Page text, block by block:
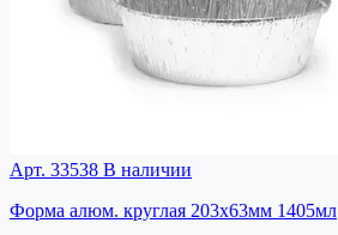
Арт. 33538 В наличии
Форма алюм. круглая 203х63мм 1405мл